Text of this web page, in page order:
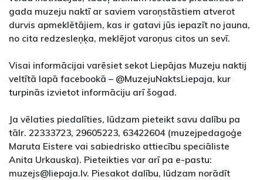
gada muzeju naktī ar saviem varoņstāstiem atverot
durvis apmeklētājiem, kas ir gatavi jūs iepazīt no jauna,
no cita redzesleņķa, meklējot varoņus citos un sevī.
Visai informācijai varēsiet sekot Liepājas Muzeju naktij
veltītā lapā facebookā – @MuzejuNaktsLiepaja, kur
turpinās izvietot informāciju arī šogad.
Ja vēlaties piedalīties, lūdzam pieteikt savu dalību pa
tālr. 22333723, 29605223, 63422604 (muzejpedagoģe
Maruta Eistere vai sabiedrisko attiecību speciāliste
Anita Urkauska). Pieteikties var arī pa e-pastu:
muzejs@liepaja.lv. Piesakot dalību, lūdzam norādīt